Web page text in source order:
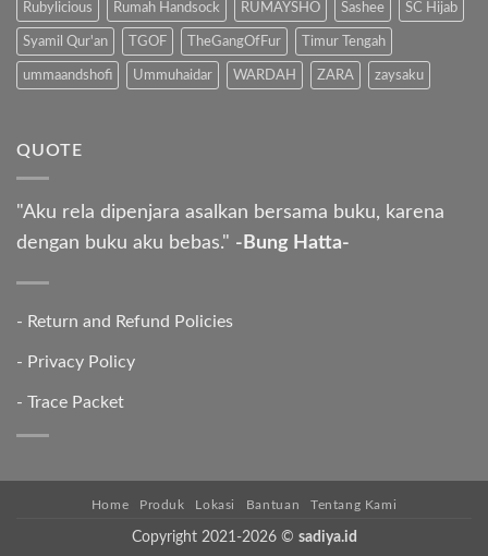
Rubylicious Rumah Handsock RUMAYSHO Sashee SC Hijab
Syamil Qur'an TGOF TheGangOfFur Timur Tengah
ummaandshofi Ummuhaidar WARDAH ZARA zaysaku
QUOTE
"Aku rela dipenjara asalkan bersama buku, karena
dengan buku aku bebas." -Bung Hatta-
- Return and Refund Policies
- Privacy Policy
- Trace Packet
Home Produk Lokasi Bantuan Tentang Kami
Copyright 2021-2026 © sadiya.id